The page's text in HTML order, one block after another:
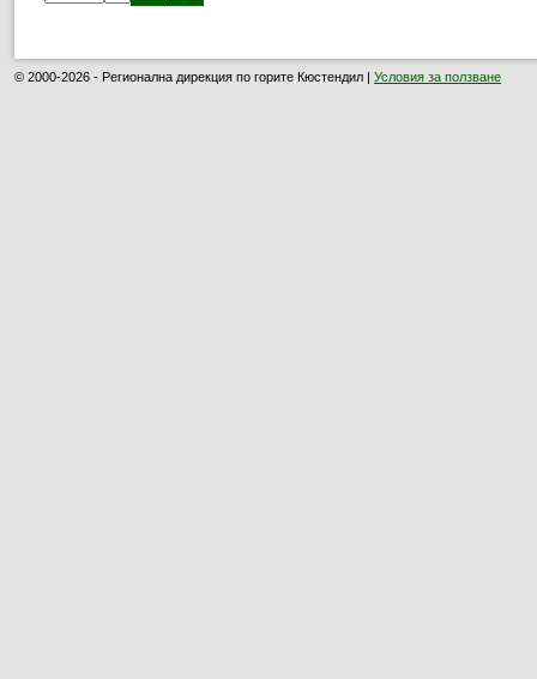
© 2000-2026 - Регионална дирекция по горите Кюстендил | Условия за ползване